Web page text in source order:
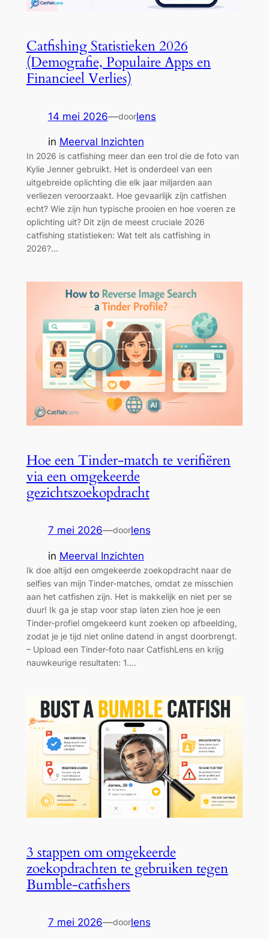
Catfishing Statistieken 2026
(Demografie, Populaire Apps en
Financieel Verlies)
14 mei 2026—doorlens
in Meerval Inzichten
In 2026 is catfishing meer dan een trol die de foto van
Kylie Jenner gebruikt. Het is onderdeel van een
uitgebreide oplichting die elk jaar miljarden aan
verliezen veroorzaakt. Hoe gevaarlijk zijn catfishen
echt? Wie zijn hun typische prooien en hoe voeren ze
oplichting uit? Dit zijn de meest cruciale 2026
catfishing statistieken: Wat telt als catfishing in
2026?...
Hoe een Tinder-match te verifiëren
via een omgekeerde
gezichtszoekopdracht
7 mei 2026—doorlens
in Meerval Inzichten
Ik doe altijd een omgekeerde zoekopdracht naar de
selfies van mijn Tinder-matches, omdat ze misschien
aan het catfishen zijn. Het is makkelijk en niet per se
duur! Ik ga je stap voor stap laten zien hoe je een
Tinder-profiel omgekeerd kunt zoeken op afbeelding,
zodat je je tijd niet online datend in angst doorbrengt.
– Upload een Tinder-foto naar CatfishLens en krijg
nauwkeurige resultaten: 1….
3 stappen om omgekeerde
zoekopdrachten te gebruiken tegen
Bumble-catfishers
7 mei 2026—doorlens